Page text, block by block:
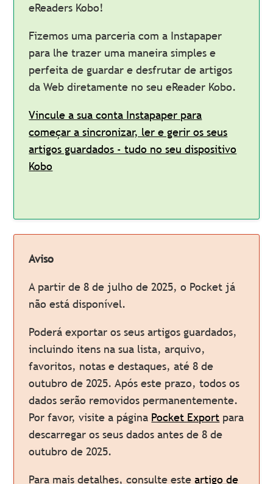
eReaders Kobo!
Fizemos uma parceria com a Instapaper
para lhe trazer uma maneira simples e
perfeita de guardar e desfrutar de artigos
da Web diretamente no seu eReader Kobo.
Vincule a sua conta Instapaper para
começar a sincronizar, ler e gerir os seus
artigos guardados - tudo no seu dispositivo
Kobo
Aviso
A partir de 8 de julho de 2025, o Pocket já
não está disponível.
Poderá exportar os seus artigos guardados,
incluindo itens na sua lista, arquivo,
favoritos, notas e destaques, até 8 de
outubro de 2025. Após este prazo, todos os
dados serão removidos permanentemente.
Por favor, visite a página Pocket Export para
descarregar os seus dados antes de 8 de
outubro de 2025.
Para mais detalhes, consulte esteartigo de